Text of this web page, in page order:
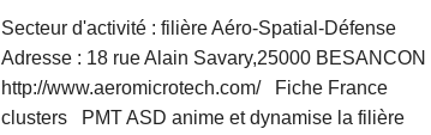
Secteur d'activité : filière Aéro-Spatial-Défense
Adresse : 18 rue Alain Savary,25000 BESANCON
http://www.aeromicrotech.com/ Fiche France
clusters PMT ASD anime et dynamise la filière